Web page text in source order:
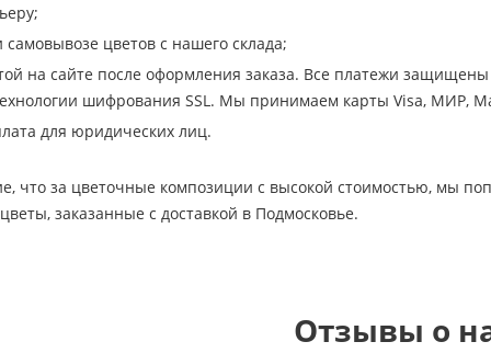
цветов с нашего склада;
на сайте после оформления заказа. Все платежи защищены
шифрования SSL. Мы принимаем карты Visa, МИР,
для юридических лиц.
что за цветочные композиции с высокой стоимостью, мы
заказанные с доставкой в Подмосковье.
Отзывы о